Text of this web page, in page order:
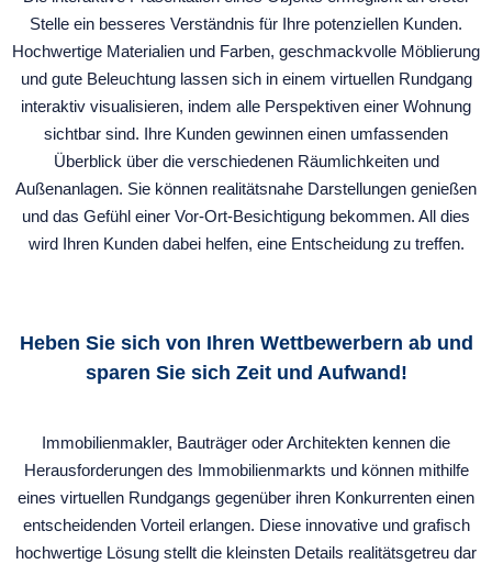
Stelle ein besseres Verständnis für Ihre potenziellen Kunden.
Hochwertige Materialien und Farben, geschmackvolle Möblierung
und gute Beleuchtung lassen sich in einem virtuellen Rundgang
interaktiv visualisieren, indem alle Perspektiven einer Wohnung
sichtbar sind. Ihre Kunden gewinnen einen umfassenden
Überblick über die verschiedenen Räumlichkeiten und
Außenanlagen. Sie können realitätsnahe Darstellungen genießen
und das Gefühl einer Vor-Ort-Besichtigung bekommen. All dies
wird Ihren Kunden dabei helfen, eine Entscheidung zu treffen.
Heben Sie sich von Ihren Wettbewerbern ab und
sparen Sie sich Zeit und Aufwand!
Immobilienmakler, Bauträger oder Architekten kennen die
Herausforderungen des Immobilienmarkts und können mithilfe
eines virtuellen Rundgangs gegenüber ihren Konkurrenten einen
entscheidenden Vorteil erlangen. Diese innovative und grafisch
hochwertige Lösung stellt die kleinsten Details realitätsgetreu dar